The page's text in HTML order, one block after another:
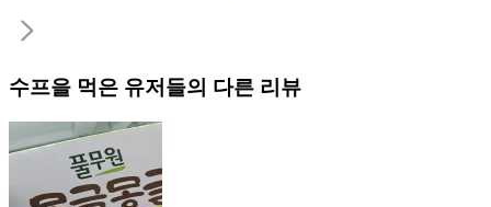
수프을 먹은 유저들의 다른 리뷰